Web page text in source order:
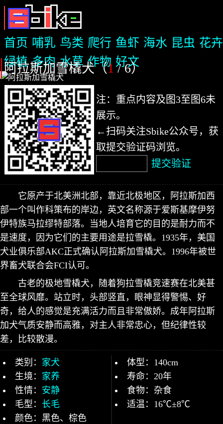
首页 哺乳 鸟类 爬行 鱼虾 海水 昆虫 花卉
绿植 多肉 水草 作物 好文
阿拉斯加雪橇犬（1/ 6）
注：重点内容及图3至图6未
展示。
←扫码关注Sbike公众号，获
取提交验证码浏览。
提交验证
它原产于北美洲北部，靠近北极地区，阿拉斯加西
部一个叫作科策布的岸边，英文名称源于爱斯基摩伊努
伊特族马拉缪特部落。当地人培育它的目的是耐力而不
是速度，因为它们的主要用途是拉雪橇。1935年，美国
犬业俱乐部AKC正式确认阿拉斯加雪橇犬。1996年被世
界畜犬联合会FCI认可。
古老的极地雪橇犬，随着狗拉雪橇竞速赛在北美甚
至全球风靡。站立时，头部竖直，眼神显得警惕、好
奇，给人的感觉是充满活力而且非常傲娇。成年阿拉斯
加犬气质安静而高雅，对主人非常忠心，但纪律性较
差，比较散漫。
类别： 家犬
生境： 家养
性情： 安静
毛型： 长毛
颜色：黑色、棕色
体型：140cm
寿命：20年
食物：杂食
适温：16℃±8℃